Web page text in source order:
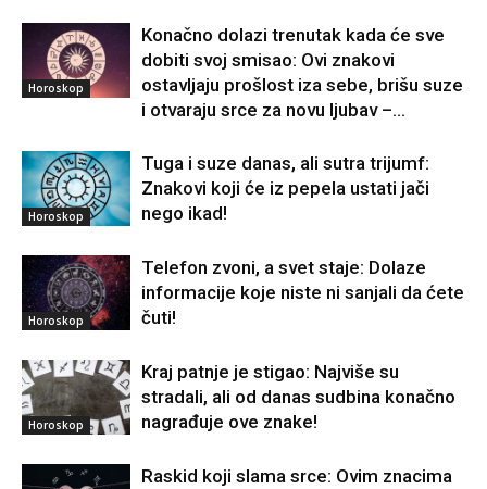
Horoskop
Konačno dolazi trenutak kada će sve
dobiti svoj smisao: Ovi znakovi
ostavljaju prošlost iza sebe, brišu suze
i otvaraju srce za novu ljubav –...
Horoskop
Tuga i suze danas, ali sutra trijumf:
Znakovi koji će iz pepela ustati jači
nego ikad!
Horoskop
Telefon zvoni, a svet staje: Dolaze
informacije koje niste ni sanjali da ćete
čuti!
Horoskop
Kraj patnje je stigao: Najviše su
stradali, ali od danas sudbina konačno
nagrađuje ove znake!
Raskid koji slama srce: Ovim znacima